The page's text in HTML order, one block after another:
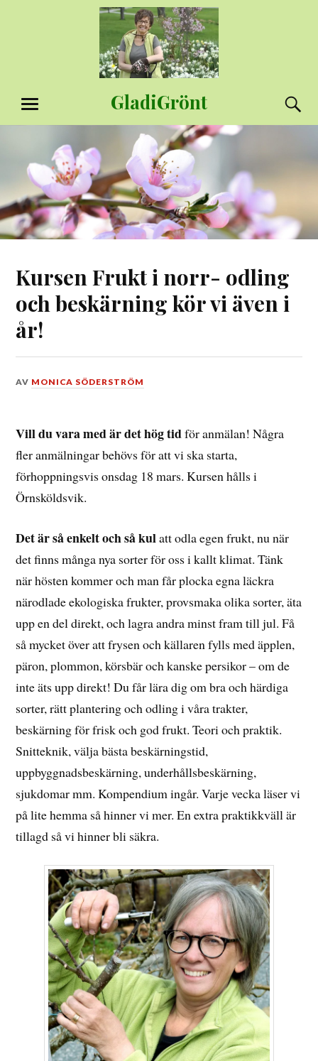
GladiGrönt
MENY
Kursen Frukt i norr- odling
och beskärning kör vi även i
år!
DEN
2020
AV MONICA SÖDERSTRÖM
Vill du vara med är det hög tidför anmälan! Några
fler anmälningar behövs för att vi ska starta,
förhoppningsvis onsdag 18 mars. Kursen hålls i
Örnsköldsvik.
Det är så enkelt och så kulatt odla egen frukt, nu när
det finns många nya sorter för oss i kallt klimat. Tänk
när hösten kommer och man får plocka egna läckra
närodlade ekologiska frukter, provsmaka olika sorter, äta
upp en del direkt, och lagra andra minst fram till jul. Få
så mycket över att frysen och källaren fylls med äpplen,
päron, plommon, körsbär och kanske persikor – om de
inte äts upp direkt! Du får lära dig om bra och härdiga
sorter, rätt plantering och odling i våra trakter,
beskärning för frisk och god frukt. Teori och praktik.
Snitteknik, välja bästa beskärningstid,
uppbyggnadsbeskärning, underhållsbeskärning,
sjukdomar mm. Kompendium ingår. Varje vecka läser vi
på lite hemma så hinner vi mer. En extra praktikkväll är
tillagd så vi hinner bli säkra.